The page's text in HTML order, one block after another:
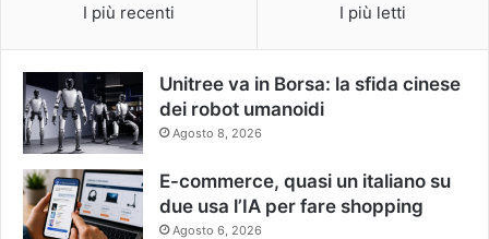
I più recenti I più letti
Unitree va in Borsa: la sfida cinese
dei robot umanoidi
Agosto 8, 2026
E-commerce, quasi un italiano su
due usa l’IA per fare shopping
Agosto 6, 2026